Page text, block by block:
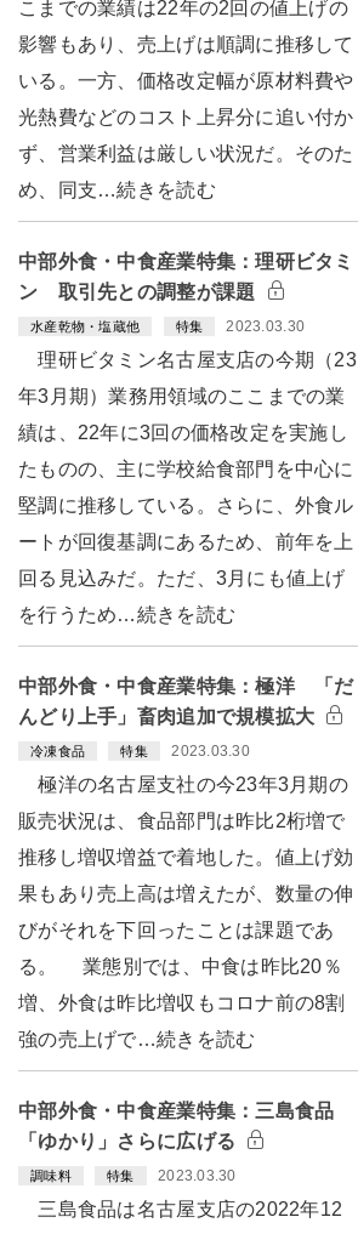
こまでの業績は22年の2回の値上げの
影響もあり、売上げは順調に推移して
いる。一方、価格改定幅が原材料費や
光熱費などのコスト上昇分に追い付か
ず、営業利益は厳しい状況だ。そのた
め、同支…続きを読む
中部外食・中食産業特集：理研ビタミ
ン 取引先との調整が課題
水産乾物・塩蔵他 特集 2023.03.30
理研ビタミン名古屋支店の今期（23
年3月期）業務用領域のここまでの業
績は、22年に3回の価格改定を実施し
たものの、主に学校給食部門を中心に
堅調に推移している。さらに、外食ル
ートが回復基調にあるため、前年を上
回る見込みだ。ただ、3月にも値上げ
を行うため…続きを読む
中部外食・中食産業特集：極洋 「だ
んどり上手」畜肉追加で規模拡大
冷凍食品 特集 2023.03.30
極洋の名古屋支社の今23年3月期の
販売状況は、食品部門は昨比2桁増で
推移し増収増益で着地した。値上げ効
果もあり売上高は増えたが、数量の伸
びがそれを下回ったことは課題であ
る。 業態別では、中食は昨比20％
増、外食は昨比増収もコロナ前の8割
強の売上げで…続きを読む
中部外食・中食産業特集：三島食品
「ゆかり」さらに広げる
調味料 特集 2023.03.30
三島食品は名古屋支店の2022年12